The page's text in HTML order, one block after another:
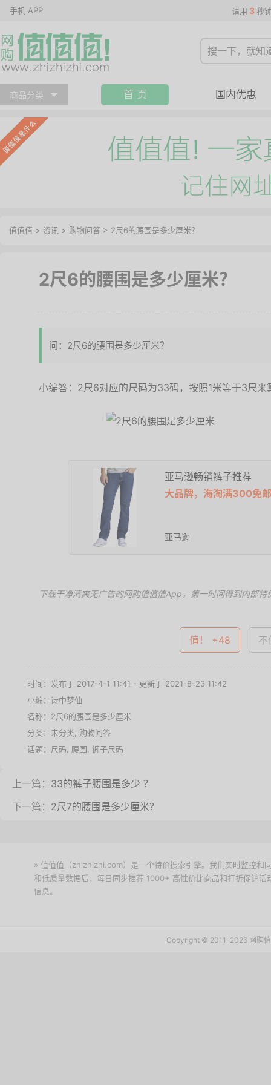
手机 APP 请用 3 秒
商品分类 首 页 国内优惠
值值值 > 资讯 > 购物问答 > 2尺6的腰围是多少厘米？
2尺6的腰围是多少厘米？
问：2尺6的腰围是多少厘米？
小编答：2尺6对应的尺码为33码，按照1米等于3尺
亚马逊畅销裤子推荐
大品牌，海淘满300免
亚马逊
下载干净清爽无广告的网购值值值App ，第一时间得到内部特
值！ +48 不
时间：发布于 2017-4-1 11:41 - 更新于 2021-8-23 11:42
小编：诗中梦仙
名称： 2尺6的腰围是多少厘米
分类：未分类, 购物问答
话题： 尺码 腰围 裤子尺码
上一篇： 33的裤子腰围是多少 ？
下一篇： 2尺7的腰围是多少厘米？
» 值值值（zhizhizhi.com）是一个特价搜索引擎。我们实时监控和
和低质量数据后，每日同步推荐 1000+ 高性价比商品和打折促销
信息。
Copyright © 2011-2026 网购